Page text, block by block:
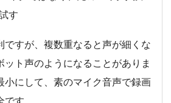
す
ですが、複数重なると声が細くな
ット声のようになることがありま
小にして、素のマイク音声で録画